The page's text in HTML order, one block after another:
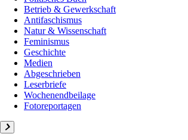
Betrieb & Gewerkschaft
Antifaschismus
Natur & Wissenschaft
Feminismus
Geschichte
Medien
Abgeschrieben
Leserbriefe
Wochenendbeilage
Fotoreportagen